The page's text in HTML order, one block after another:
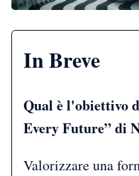
In Breve
Qual è l'obiettivo
Every Future” di
Valorizzare una